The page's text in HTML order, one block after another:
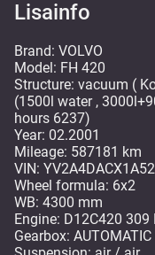
Lisainfo
Brand: VOLVO
Model: FH 420
Structure: vacuum (
(1500l water ,
hours 6237)
Year: 02.2001
Mileage: 587181 km
VIN:
Wheel formula: 6x2
WB: 4300 mm
Engine: D12C420
Gearbox: